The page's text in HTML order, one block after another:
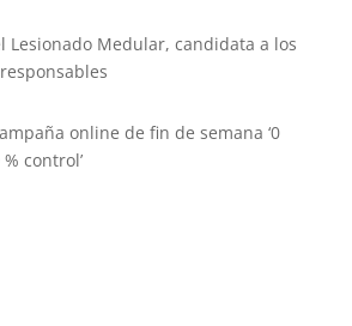
Lesionado Medular, candidata a los
online de fin de semana ‘0
control’